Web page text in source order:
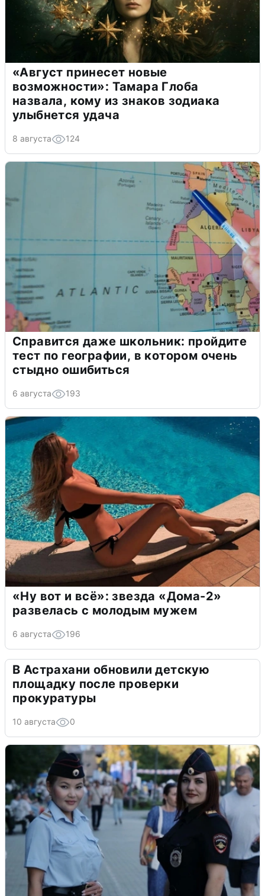
«Август принесет новые
возможности»: Тамара Глоба
назвала, кому из знаков зодиака
улыбнется удача
8 августа 124
Справится даже школьник: пройдите
тест по географии, в котором очень
стыдно ошибиться
6 августа 193
«Ну вот и всё»: звезда «Дома-2»
развелась с молодым мужем
6 августа 196
В Астрахани обновили детскую
площадку после проверки
прокуратуры
10 августа 0